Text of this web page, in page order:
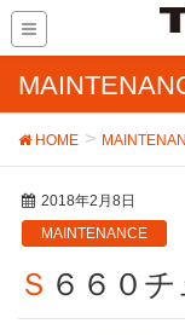
HOME
2018年2月8日
MAINTENANCE
Ｓ６６０